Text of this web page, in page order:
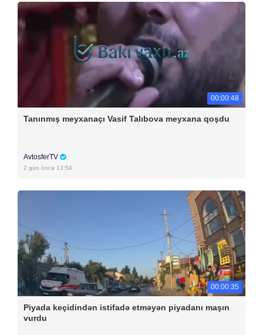
00:00:48
Tanınmış meyxanaçı Vasif Talıbova meyxana qoşdu
AvtosferTV
2 gün öncə 13:54
00:00:35
Piyada keçidindən istifadə etməyən piyadanı maşın
vurdu